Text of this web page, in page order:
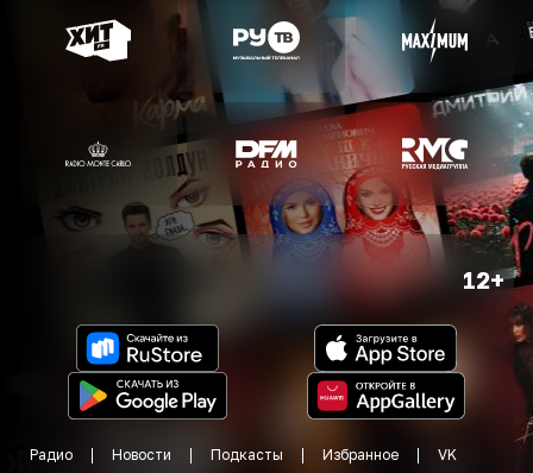
12+
Радио Новости Подкасты Избранное
VK